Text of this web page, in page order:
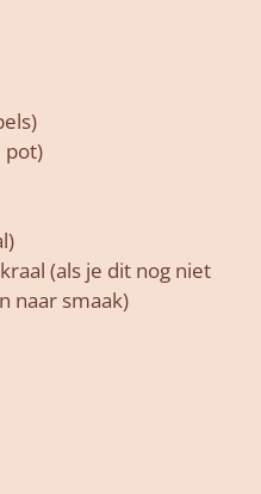
pot)
(als je dit nog niet
naar smaak)